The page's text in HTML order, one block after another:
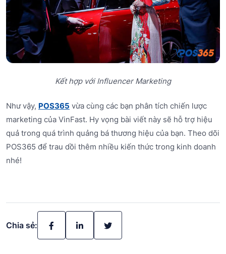
Kết hợp với Influencer Marketing
Như vậy, POS365 vừa cùng các bạn phân tích chiến lược
marketing của VinFast. Hy vọng bài viết này sẽ hỗ trợ hiệu
quả trong quá trình quảng bá thương hiệu của bạn. Theo dõi
POS365 để trau dồi thêm nhiều kiến thức trong kinh doanh
nhé!
Chia sẻ: